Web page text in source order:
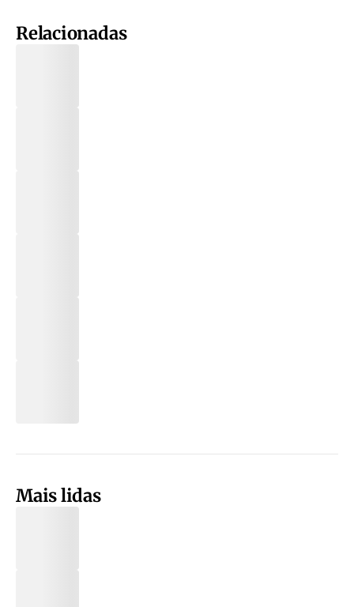
Relacionadas
Mais lidas